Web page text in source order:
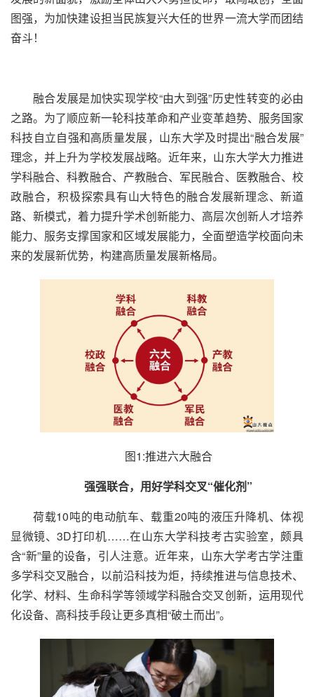
图强，为加快建设担当民族复兴大任的世界一流大学而团结
奋斗！
融合发展是加快实现学校“由大到强”历史性转变的必由
之路。为了顺应新一轮科技革命和产业变革趋势、服务国家
科技自立自强和高质量发展，山东大学及时提出“融合发展”
理念，并上升为学校发展战略。近年来，山东大学大力推进
学科融合、科教融合、产教融合、军民融合、医教融合、校
政融合，积极探索具有山大特色的融合发展新理念、新道
路、新模式，着力提升学术创新能力、高层次创新人才培养
能力、服务支撑国家和区域发展能力，全面塑造学校面向未
来的发展新优势，构建高质量发展新格局。
图1:推进六大融合
强强联合，用好学科交叉“催化剂”
荷载10吨的电动航车、载重20吨的液压升降机、体视
显微镜、3D打印机……在山东大学科技考古实验室，颇具
含“新”量的设备，引人注意。近年来，山东大学考古学注重
多学科交叉融合，以前沿科技为炬，持续推进与信息技术、
化学、材料、生命科学等领域学科融合交叉创新，运用现代
化设备、高科技手段让更多真相“破土而出”。